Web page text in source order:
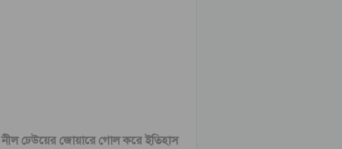
নীল ঢেউয়ের জোয়ারে গোল করে ইতিহাস